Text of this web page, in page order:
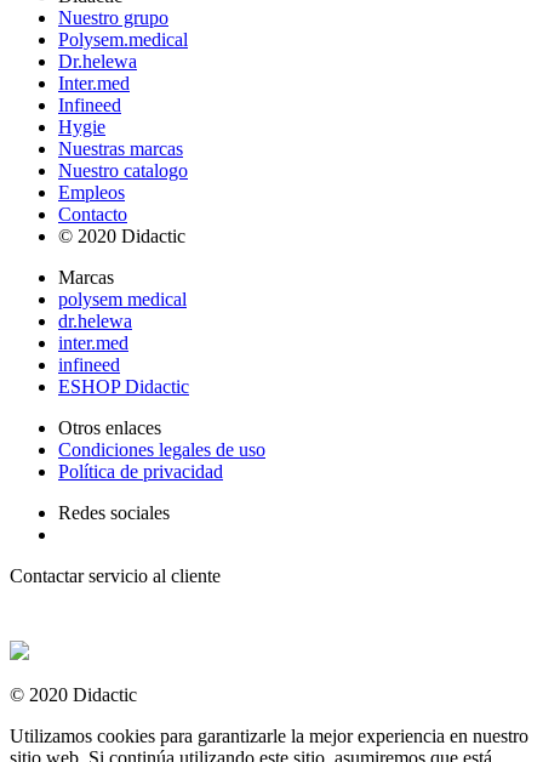
Nuestro grupo
Polysem.medical
Dr.helewa
Inter.med
Infineed
Hygie
Nuestras marcas
Nuestro catalogo
Empleos
Contacto
© 2020 Didactic
Marcas
polysem medical
dr.helewa
inter.med
infineed
ESHOP Didactic
Otros enlaces
Condiciones legales de uso
Política de privacidad
Redes sociales
Contactar servicio al cliente
© 2020 Didactic
Utilizamos cookies para garantizarle la mejor experiencia en nuestro
sitio web. Si continúa utilizando este sitio, asumiremos que está